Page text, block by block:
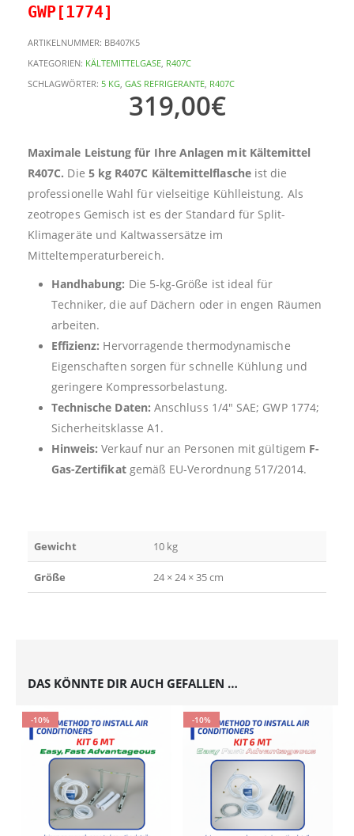
GWP[1774]
ARTIKELNUMMER: BB407K5
KATEGORIEN: KÄLTEMITTELGASE, R407C
SCHLAGWÖRTER: 5 KG GAS REFRIGERANTE R407C
319,00€
Maximale Leistung für Ihre Anlagen mit Kältemittel
R407C. Die 5 kg R407C Kältemittelflascheist die
professionelle Wahl für vielseitige Kühlleistung. Als
zeotropes Gemisch ist es der Standard für Split-
Klimageräte und Kaltwassersätze im
Mitteltemperaturbereich.
Handhabung: Die 5-kg-Größe ist ideal für
Techniker, die auf Dächern oder in engen Räumen
arbeiten.
Effizienz: Hervorragende thermodynamische
Eigenschaften sorgen für schnelle Kühlung und
geringere Kompressorbelastung.
Technische Daten: Anschluss 1/4″ SAE; GWP 1774;
Sicherheitsklasse A1.
Hinweis: Verkauf nur an Personen mit gültigem F-
Gas-Zertifikatgemäß EU-Verordnung 517/2014.
Gewicht 10 kg
Größe 24 × 24 × 35 cm
DAS KÖNNTE DIR AUCH GEFALLEN …
-10% -10%